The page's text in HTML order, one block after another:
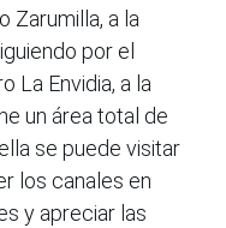
Zarumilla, a la
por el
La Envidia, a la
un área total de
se puede visitar
los canales en
y apreciar las